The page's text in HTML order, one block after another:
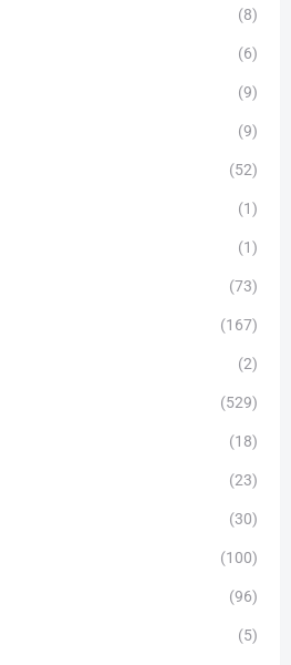
(8)
(6)
(9)
(9)
(52)
(1)
(1)
(73)
(167)
(2)
(529)
(18)
(23)
(30)
(100)
(96)
(5)